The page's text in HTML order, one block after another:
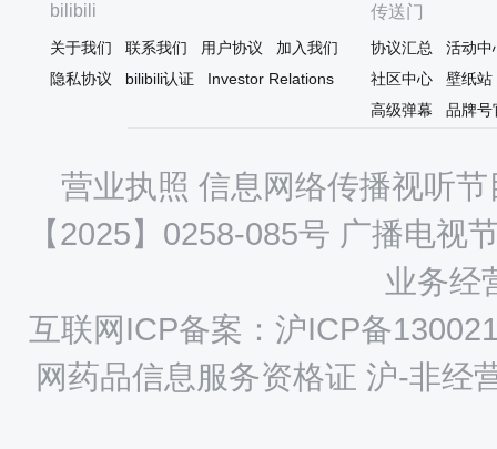
bilibili
关于我们 联系我们 用户协议
加入我们
隐私协议
bilibili认证 Investor Relations
传送门
协议汇总
活动中
社区中心
壁纸站
高级弹幕
品牌号
营业执照 信息网络传播视听
【2025】0258-085号 广播电视
业务经
互联网ICP备案：沪ICP备
网药品信息服务资格证 沪-非经